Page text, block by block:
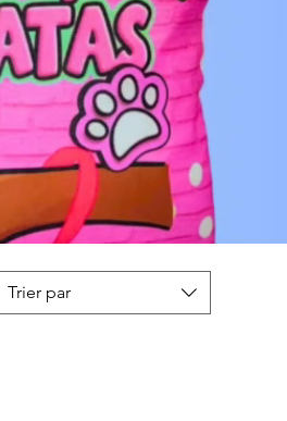
Trier par